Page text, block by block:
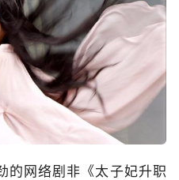
的网络剧非《太子妃升职